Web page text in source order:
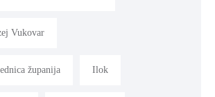
Vukovar
županija Ilok